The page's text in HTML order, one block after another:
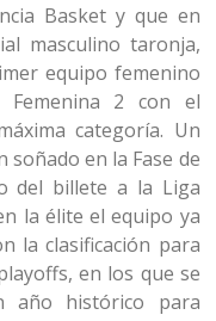
Basket y que en
masculino taronja,
equipo femenino
2 con el
categoría. Un
en la Fase de
del billete a la Liga
la élite el equipo ya
la clasificación para
en los que se
año histórico para